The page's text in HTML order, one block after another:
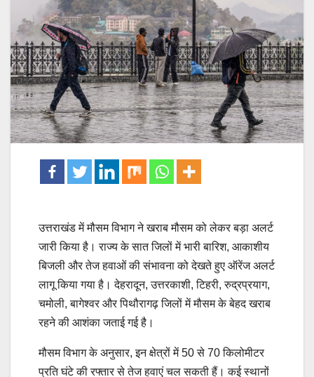
उत्तराखंड में मौसम विभाग ने खराब मौसम को लेकर बड़ा अलर्ट
जारी किया है। राज्य के सात जिलों में भारी बारिश, आकाशीय
बिजली और तेज हवाओं की संभावना को देखते हुए ऑरेंज अलर्ट
लागू किया गया है। देहरादून, उत्तरकाशी, टिहरी, रुद्रप्रयाग,
चमोली, बागेश्वर और पिथौरागढ़ जिलों में मौसम के बेहद खराब
रहने की आशंका जताई गई है।
मौसम विभाग के अनुसार, इन क्षेत्रों में 50 से 70 किलोमीटर
प्रति घंटे की रफ्तार से तेज हवाएं चल सकती हैं। कई स्थानों